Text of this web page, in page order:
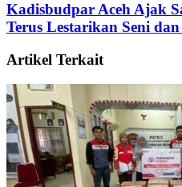
Kadisbudpar Aceh Ajak
Terus Lestarikan Seni
Artikel Terkait